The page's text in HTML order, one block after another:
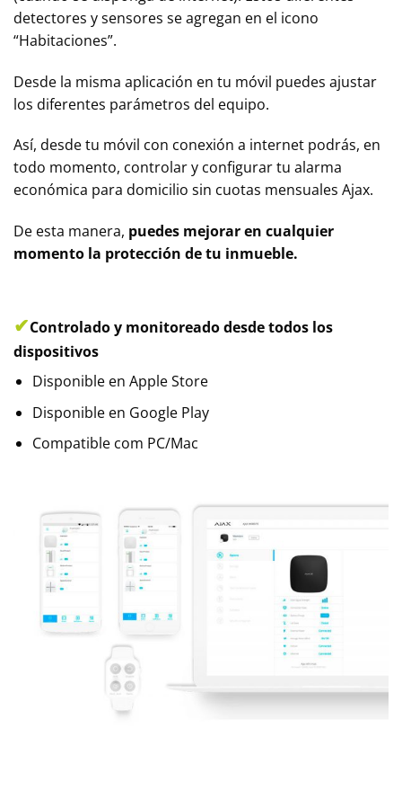
detectores y sensores se agregan en el icono
“Habitaciones”.
Desde la misma aplicación en tu móvil puedes ajustar
los diferentes parámetros del equipo.
Así, desde tu móvil con conexión a internet podrás, en
todo momento, controlar y configurar tu alarma
económica para domicilio sin cuotas mensuales Ajax.
De esta manera, puedes mejorar en cualquier
momento la protección de tu inmueble.
✔Controlado y monitoreado desde todos los
dispositivos
Disponible en Apple Store
Disponible en Google Play
Compatible com PC/Mac